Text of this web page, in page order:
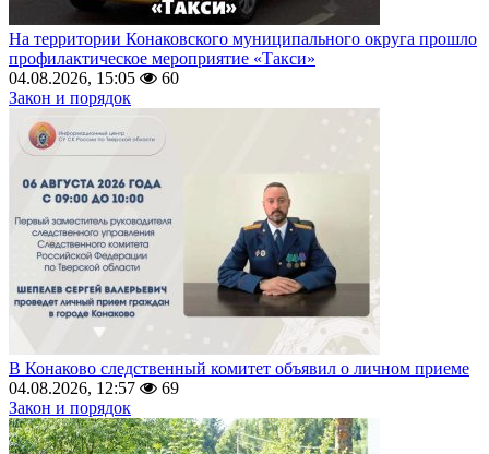
На территории Конаковского муниципального округа прошло
профилактическое мероприятие «Такси»
04.08.2026, 15:05
60
Закон и порядок
В Конаково следственный комитет объявил о личном приеме
04.08.2026, 12:57
69
Закон и порядок